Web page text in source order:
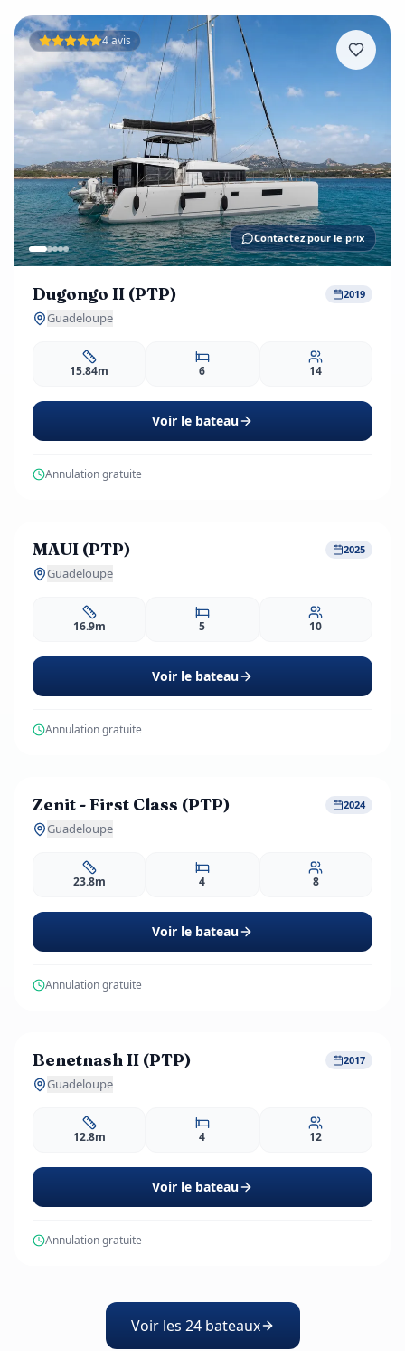
4 avis
Contactez pour le prix
Dugongo II (PTP) 2019
Guadeloupe
15.84m 6 14
Voir le bateau
Annulation gratuite
Réservation Anticipée
3 avis
MAUI (PTP) 2025
Guadeloupe
16.9m 5 10
Voir le bateau
Annulation gratuite
3 avis
Zenit - First Class (PTP) 2024
Guadeloupe
23.8m 4 8
Voir le bateau
Annulation gratuite
Réservation Anticipée-10%
4 avis
Benetnash II (PTP) 2017
Guadeloupe
12.8m 4 12
Voir le bateau
Annulation gratuite
Voir les 24 bateaux